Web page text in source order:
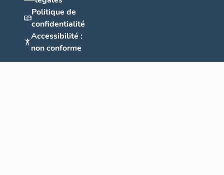
Politique de
confidentialité
Accessibilité :
non conforme